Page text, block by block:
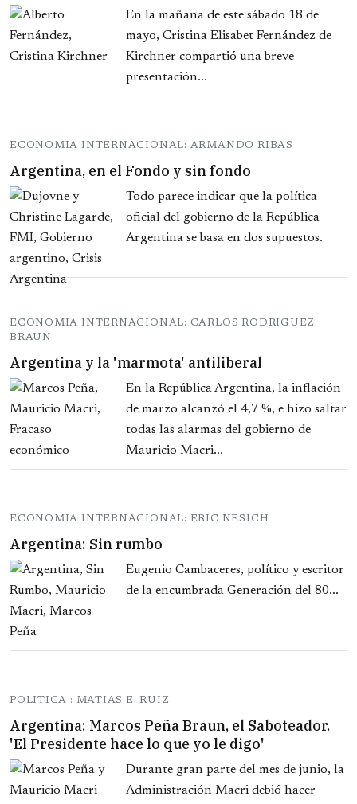
En la mañana de este sábado 18 de
mayo, Cristina Elisabet Fernández de
Kirchner compartió una breve
presentación...
ECONOMIA INTERNACIONAL: ARMANDO RIBAS
Argentina, en el Fondo y sin fondo
Todo parece indicar que la política
oficial del gobierno de la República
Argentina se basa en dos supuestos.
ECONOMIA INTERNACIONAL: CARLOS RODRIGUEZ
BRAUN
Argentina y la 'marmota' antiliberal
En la República Argentina, la inflación
de marzo alcanzó el 4,7 %, e hizo saltar
todas las alarmas del gobierno de
Mauricio Macri...
ECONOMIA INTERNACIONAL: ERIC NESICH
Argentina: Sin rumbo
Eugenio Cambaceres, político y escritor
de la encumbrada Generación del 80...
POLITICA : MATIAS E. RUIZ
Argentina: Marcos Peña Braun, el Saboteador.
'El Presidente hace lo que yo le digo'
Durante gran parte del mes de junio, la
Administración Macri debió hacer